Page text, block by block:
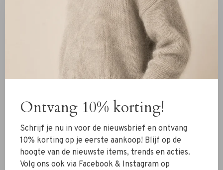
met verschillende stijlen.
De jeans is gemaakt van (gerecycled) katoen, wat zorgt
voor een stevige maar comfortabele denimkwaliteit. De
subtiele destroyed details geven de broek een
nonchalante en moderne uitstraling. De open beenzoom
eenvoudig te combineren met zowel casual als meer
geklede outfits. Draag hem met een blouse, T-shirt of
knit voor een moeiteloos stijlvolle look.
Ontvang 10% korting!
Schrijf je nu in voor de nieuwsbrief en ontvang
10% korting op je eerste aankoop! Blijf op de
hoogte van de nieuwste items, trends en acties.
Volg ons ook via Facebook & Instagram op